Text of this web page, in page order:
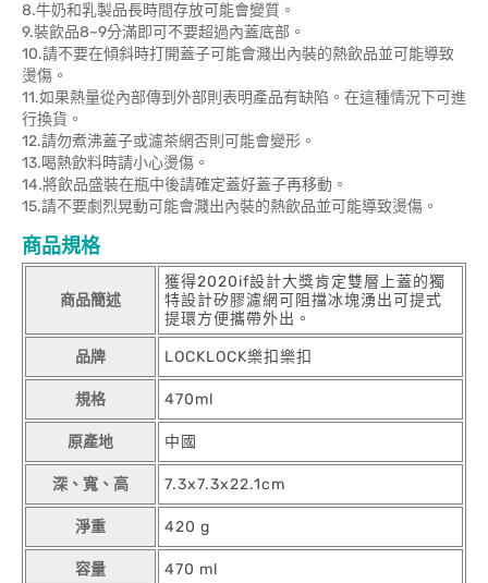
8.牛奶和乳製品長時間存放可能會變質。
9.裝飲品8~9分滿即可不要超過內蓋底部。
10.請不要在傾斜時打開蓋子可能會濺出內裝的熱飲品並可能導致
燙傷。
11.如果熱量從內部傳到外部則表明產品有缺陷。在這種情況下可進
行換貨。
12.請勿煮沸蓋子或濾茶網否則可能會變形。
13.喝熱飲料時請小心燙傷。
14.將飲品盛裝在瓶中後請確定蓋好蓋子再移動。
15.請不要劇烈晃動可能會濺出內裝的熱飲品並可能導致燙傷。
商品規格
商品簡述
獲得2020if設計大獎肯定雙層上蓋的獨
特設計矽膠濾網可阻擋冰塊湧出可提式
提環方便攜帶外出。
品牌 LOCKLOCK樂扣樂扣
規格 470ml
原產地 中國
深、寬、高 7.3x7.3x22.1cm
淨重 420 g
容量 470 ml